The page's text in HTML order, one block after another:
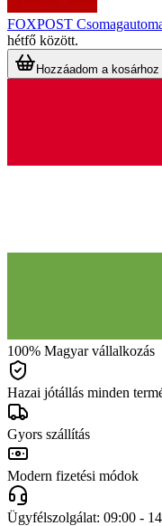
FOXPOST
hétfő között.
Hozzáadom a kosárhoz
100% Magyar vállalkozás
Hazai jótállás minden
Gyors szállítás
Modern fizetési módok
Ügyfélszolgálat: 09:00 -